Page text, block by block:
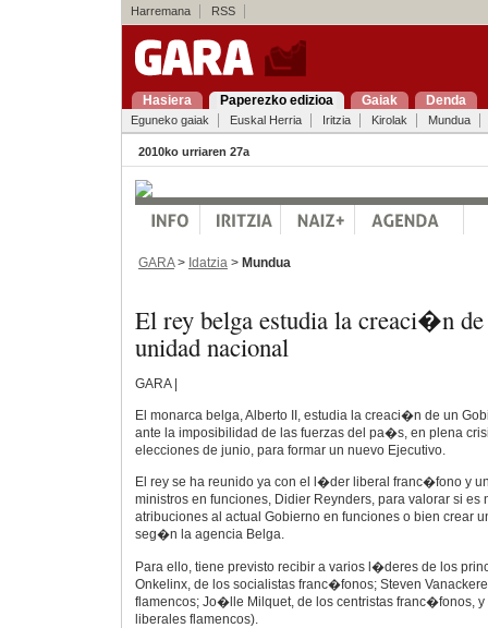
Harremana RSS
Hasiera Paperezko edizioa Gaiak Denda
Eguneko gaiak Euskal Herria Iritzia Kirolak Mundua
2010ko urriaren 27a
GARA> Idatzia > Mundua
El rey belga estudia la creaci�n
unidad nacional
GARA |
El monarca belga, Alberto II, estudia la creaci�n de un
ante la imposibilidad de las fuerzas del pa�s, en plena
elecciones de junio, para formar un nuevo Ejecutivo.
El rey se ha reunido ya con el l�der liberal franc�fono y
ministros en funciones, Didier Reynders, para valorar si es
atribuciones al actual Gobierno en funciones o bien crear
seg�n la agencia Belga.
Para ello, tiene previsto recibir a varios l�deres de los
Onkelinx, de los socialistas franc�fonos; Steven
flamencos; Jo�lle Milquet, de los centristas franc�fonos, y
liberales flamencos).